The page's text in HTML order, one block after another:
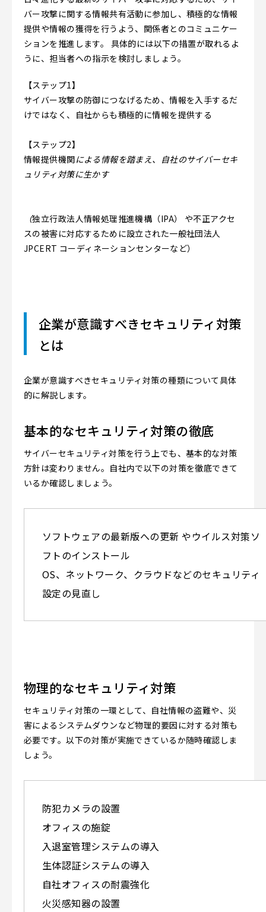
バー攻撃に関する情報共有活動に参加し、積極的な情報
提供や情報の獲得を行うよう、関係者とのコミュニケー
ションを推進します。 具体的には以下の措置が取れるよ
うに、担当者への指示を検討しましょう。
【ステップ1】
サイバー攻撃の防御につなげるため、情報を入手するだ
けではなく、自社からも積極的に情報を提供する
【ステップ2】
情報提供機関による情報を踏まえ、自社のサイバーセキ
ュリティ対策に生かす
（独立行政法人情報処理推進機構（IPA） や不正アクセ
スの被害に対応するために設立された一般社団法人
JPCERT コーディネーションセンターなど）
企業が意識すべきセキュリティ対策
とは
企業が意識すべきセキュリティ対策の種類について具体
的に解説します。
基本的なセキュリティ対策の徹底
サイバーセキュリティ対策を行う上でも、基本的な対策
方針は変わりません。自社内で以下の対策を徹底できて
いるか確認しましょう。
ソフトウェアの最新版への更新 やウイルス対策ソ
フトのインストール
OS、ネットワーク、クラウドなどのセキュリティ
設定の見直し
物理的なセキュリティ対策
セキュリティ対策の一環として、自社情報の盗難や、災
害によるシステムダウンなど物理的要因に対する対策も
必要です。以下の対策が実施できているか随時確認しま
しょう。
防犯カメラの設置
オフィスの施錠
入退室管理システムの導入
生体認証システムの導入
自社オフィスの耐震強化
火災感知器の設置